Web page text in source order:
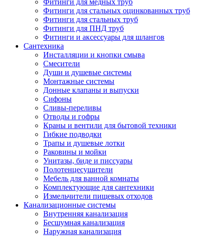
Фитинги для стальных оцинкованных труб
Фитинги для стальных труб
Фитинги для ПНД труб
Фитинги и аксессуары для шлангов
Сантехника
Инсталляции и кнопки смыва
Смесители
Души и душевые системы
Монтажные системы
Донные клапаны и выпуски
Сифоны
Сливы-переливы
Отводы и гофры
Краны и вентили для бытовой техники
Гибкие подводки
Трапы и душевые лотки
Раковины и мойки
Унитазы, биде и писсуары
Полотенцесушители
Мебель для ванной комнаты
Комплектующие для сантехники
Измельчители пищевых отходов
Канализационные системы
Внутренняя канализация
Бесшумная канализация
Наружная канализация